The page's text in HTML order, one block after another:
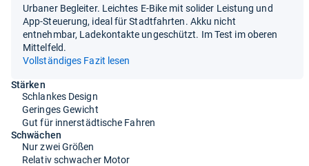
Urbaner Begleiter. Leichtes E-Bike mit solider Leistung und
App-Steuerung, ideal für Stadtfahrten. Akku nicht
entnehmbar, Ladekontakte ungeschützt. Im Test im oberen
Mittelfeld.
Vollständiges Fazit lesen
Stärken
Schlankes Design
Geringes Gewicht
Gut für innerstädtische Fahren
Schwächen
Nur zwei Größen
Relativ schwacher Motor